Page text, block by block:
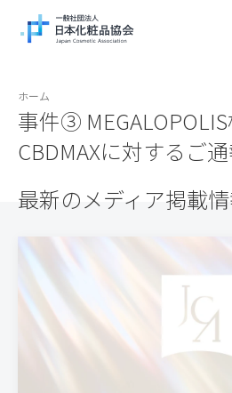
ホーム
事件③
CBDMAXに対するご
最新のメディア掲載